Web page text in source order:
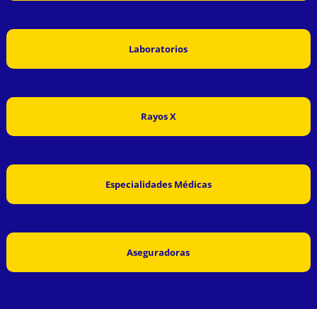
Laboratorios
Rayos X
Especialidades Médicas
Aseguradoras